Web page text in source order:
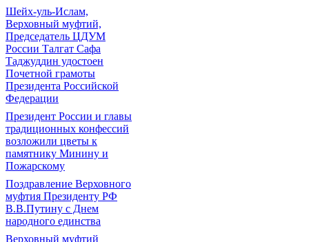
Шейх-уль-Ислам,
Верховный муфтий,
Председатель ЦДУМ
России Талгат Сафа
Таджуддин удостоен
Почетной грамоты
Президента Российской
Федерации
Президент России и главы
традиционных конфессий
возложили цветы к
памятнику Минину и
Пожарскому
Поздравление Верховного
муфтия Президенту РФ
В.В.Путину с Днем
народного единства
Верховный муфтий